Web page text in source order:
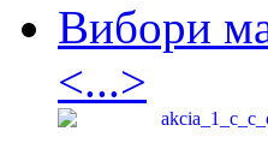
Вибори
<...>